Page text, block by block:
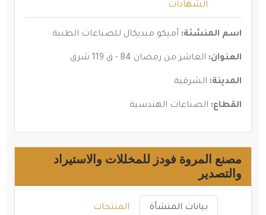
الشهادات
اسم المنشئة: أميكو ميديكال للصناعات الطبية
العنوان: العاشر من رمضان B4 - ق 119 شرق
المدينة: الشرقية
القطاع: الصناعات الهندسية
مصنع المروة فودز للمخللات والاستيراد
والتصدير
بيانات المنشأة المنتجات